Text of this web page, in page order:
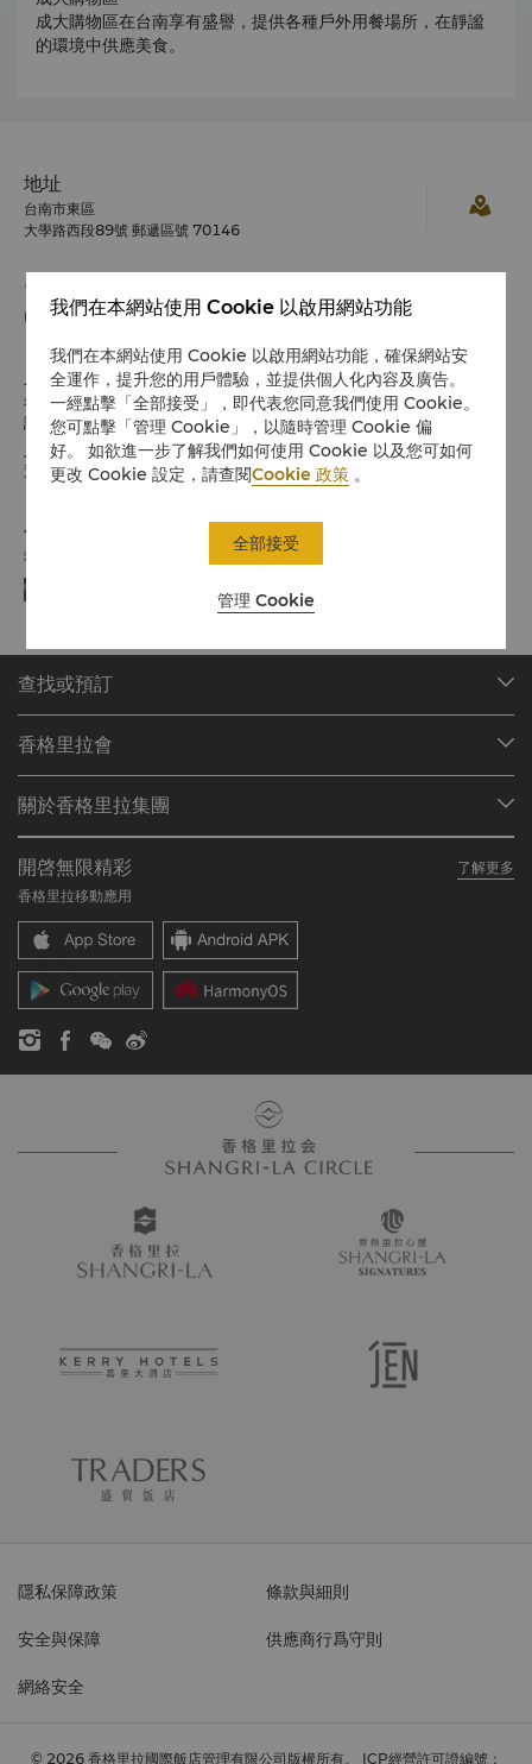
成大購物區在台南享有盛譽，提供各種戶外用餐場所，在靜謐
的環境中供應美食。
地址
台南市東區
大學路西段89號 郵遞區號 70146
電話
(886 6) 702 8888
入住/退房
希望您入住愉快
請留意入住/退房時間:
入住：下午3時
退房：中午12時
付款方式
我們在指定平台上接受的網上付款方式:
查找或預訂
查找預訂
餐廳與酒吧
香格里拉會
加入香格里拉會
常見問題
聯絡我們
關於香格里拉集團
我們的酒店品牌
香格里拉中心
香格里拉公寓
聯繫方式
職業發展
企業社會責任
新聞稿
開啓無限精彩
了解更多
香格里拉移動應用
隱私保障政策 條款與細則
安全與保障 供應商行爲守則
網絡安全
© 2026 香格里拉國際飯店管理有限公司版權所有。 ICP經營許可證編號：
我們在本網站使用 Cookie 以啟用網站功能
我們在本網站使用 Cookie 以啟用網站功能，確保網站安
全運作，提升您的用戶體驗，並提供個人化內容及廣告。
一經點擊「全部接受」，即代表您同意我們使用 Cookie。
您可點擊「管理 Cookie」，以隨時管理 Cookie 偏
好。 如欲進一步了解我們如何使用 Cookie 以及您可如何
更改 Cookie 設定，請查閱Cookie 政策 。
管理 Cookie
全部接受